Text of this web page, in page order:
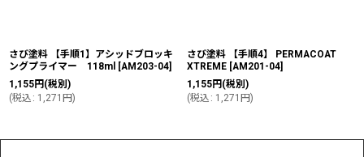
さび塗料 【手順1】アシッドブロッキ
ングプライマー 118ml [AM203-04]
1,155円 (税別)
(税込 : 1,271 円)
さび塗料 【手順4】 PERMACOAT
XTREME [AM201-04]
1,155円 (税別)
(税込 : 1,271 円)